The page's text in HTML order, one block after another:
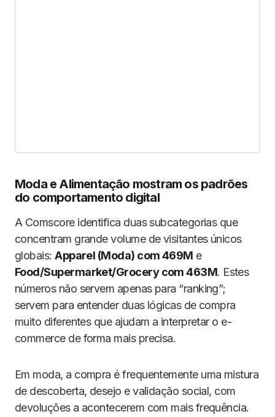
Moda e Alimentação mostram os padrões
do comportamento digital
A Comscore identifica duas subcategorias que
concentram grande volume de visitantes únicos
globais:Apparel (Moda) com 469M e
Food/Supermarket/Grocery com 463M. Estes
números não servem apenas para “ranking”;
servem para entender duas lógicas de compra
muito diferentes que ajudam a interpretar o e-
commerce de forma mais precisa.
Em moda, a compra é frequentemente uma mistura
de descoberta, desejo e validação social, com
devoluções a acontecerem com mais frequência.